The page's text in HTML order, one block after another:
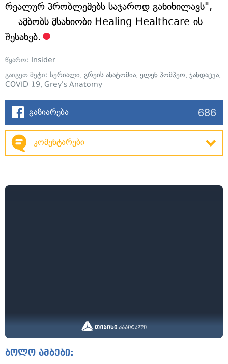
რეალურ პრობლემებს საჯაროდ განიხილავს",
— ამბობს მსახიობი Healing Healthcare-ის
შესახებ.
წყარო: Insider
გაიგეთ მეტი: სერიალი, გრეის ანატომია, ელენ პომპეო, ჯანდაცვა,
COVID-19, Grey's Anatomy
გაზიარება 686
კომენტარები
ბოლო ამბები: